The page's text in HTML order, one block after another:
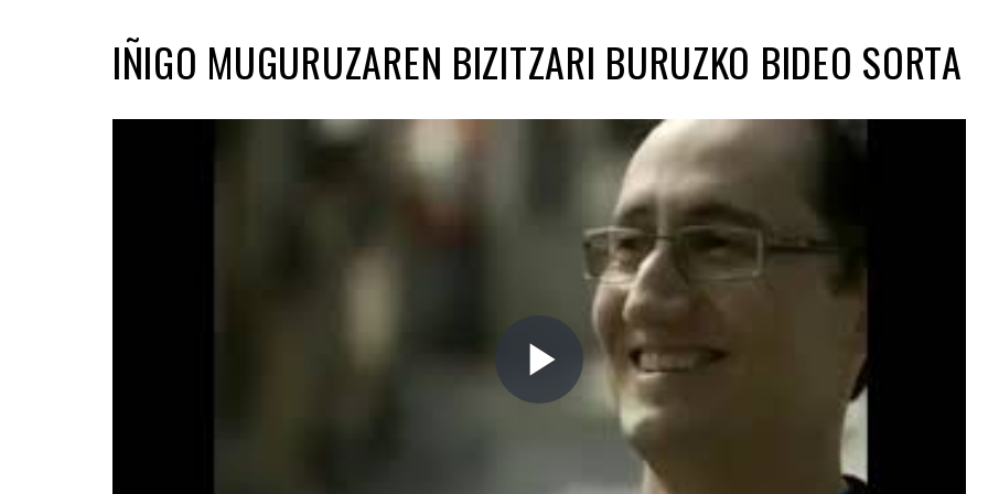
IÑIGO MUGURUZAREN BIZITZARI BURUZKO BIDEO SORTA